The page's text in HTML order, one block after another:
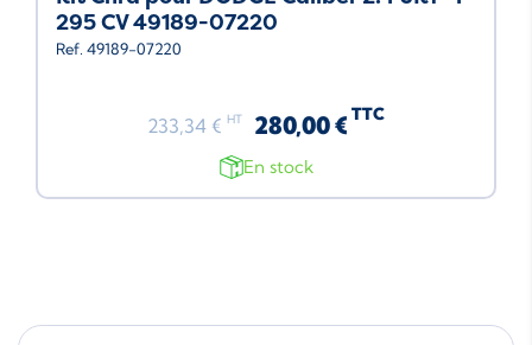
295 CV 49189-07220
Ref. 49189-07220
233,34 € HT 280,00 € TTC
En stock